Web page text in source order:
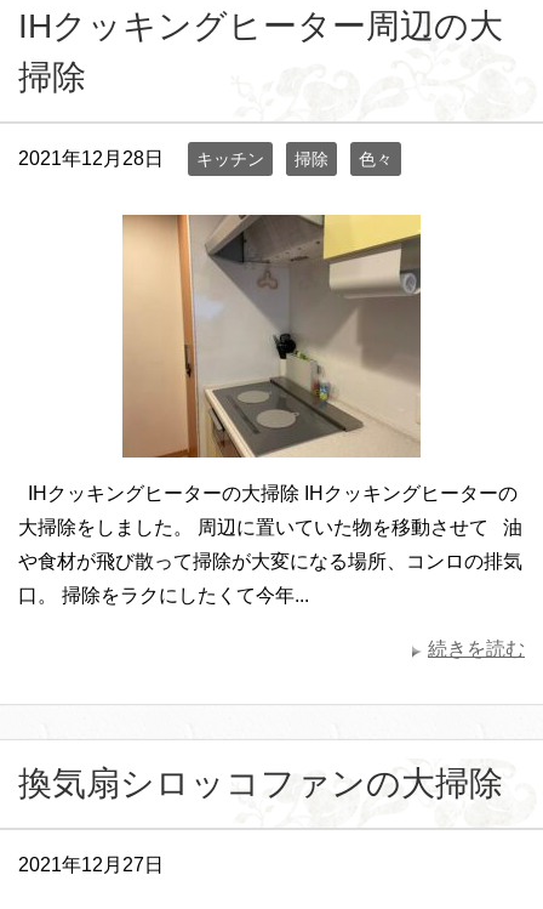
IHクッキングヒーター周辺の大
掃除
2021年12月28日 キッチン 掃除 色々
IHクッキングヒーターの大掃除 IHクッキングヒーターの
大掃除をしました。 周辺に置いていた物を移動させて 油
や食材が飛び散って掃除が大変になる場所、コンロの排気
口。 掃除をラクにしたくて今年...
続きを読む
換気扇シロッコファンの大掃除
2021年12月27日